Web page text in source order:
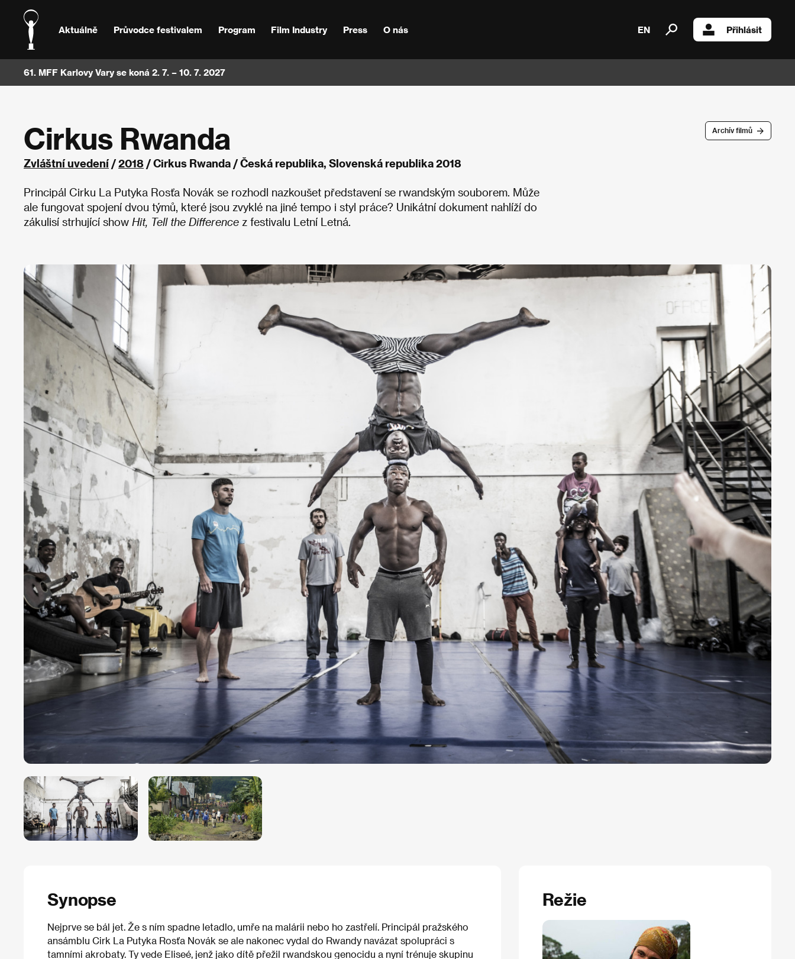
Aktuálně Průvodce festivalem Program Film Industry Press O nás EN Přihlásit
61. MFF Karlovy Vary se koná 2. 7. – 10. 7. 2027
Archív filmů
Cirkus Rwanda
Zvláštní uvedení/2018 / Cirkus Rwanda / Česká republika, Slovenská republika 2018
Principál Cirku La Putyka Rosťa Novák se rozhodl nazkoušet představení se rwandským souborem. Může
ale fungovat spojení dvou týmů, které jsou zvyklé na jiné tempo i styl práce? Unikátní dokument nahlíží do
zákulisí strhující show Hit, Tell the Difference z festivalu Letní Letná.
Synopse
Nejprve se bál jet. Že s ním spadne letadlo, umře na malárii nebo ho zastřelí. Principál pražského
ansámblu Cirk La Putyka Rosťa Novák se ale nakonec vydal do Rwandy navázat spolupráci s
tamními akrobaty. Ty vede Eliseé, jenž jako dítě přežil rwandskou genocidu a nyní trénuje skupinu
Režie